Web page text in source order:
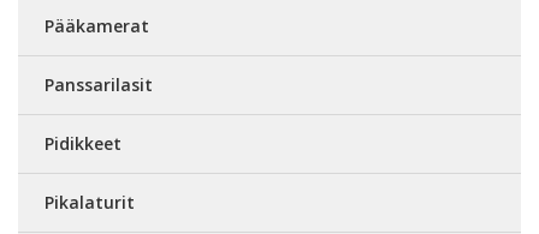
Pääkamerat
Panssarilasit
Pidikkeet
Pikalaturit